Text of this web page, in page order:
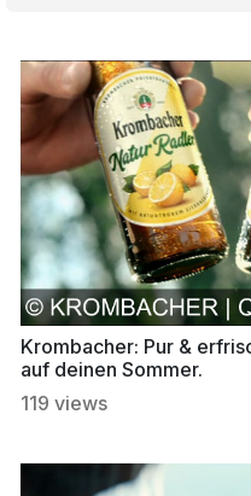
Krombacher: Pur &
auf deinen Sommer.
119 views